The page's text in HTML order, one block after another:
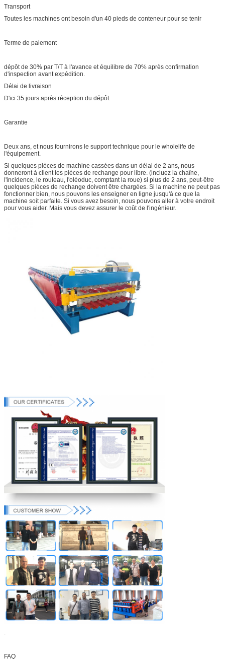
Transport
Toutes les machines ont besoin d'un 40 pieds de conteneur pour se tenir
Terme de paiement
dépôt de 30% par T/T à l'avance et équilibre de 70% après confirmation
d'inspection avant expédition.
Délai de livraison
D'ici 35 jours après réception du dépôt.
Garantie
Deux ans, et nous fournirons le support technique pour le wholelife de
l'équipement.
Si quelques pièces de machine cassées dans un délai de 2 ans, nous
donneront à client les pièces de rechange pour libre. (incluez la chaîne,
l'incidence, le rouleau, l'oléoduc, comptant la roue) si plus de 2 ans, peut-être
quelques pièces de rechange doivent être chargées. Si la machine ne peut pas
fonctionner bien, nous pouvons les enseigner en ligne jusqu'à ce que la
machine soit parfaite. Si vous avez besoin, nous pouvons aller à votre endroit
pour vous aider. Mais vous devez assurer le coût de l'ingénieur.
.
FAQ